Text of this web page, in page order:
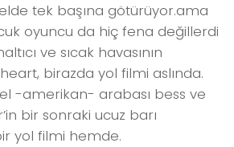
tek başına götürüyor.ama
oyuncu da hiç fena değillerdi
ve sıcak havasının
heart, birazda yol filmi aslında.
-amerikan- arabası bess ve
bir sonraki ucuz barı
yol filmi hemde.